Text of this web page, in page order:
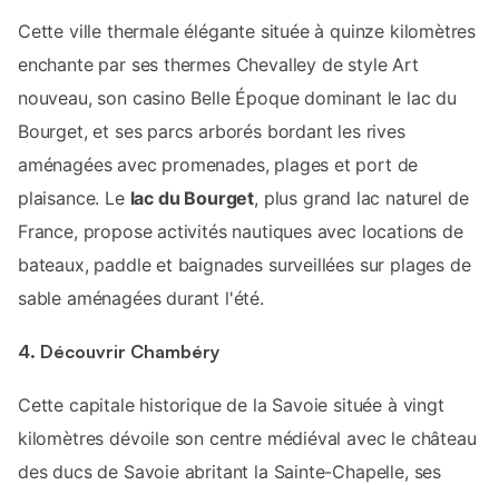
Cette ville thermale élégante située à quinze kilomètres
enchante par ses thermes Chevalley de style Art
nouveau, son casino Belle Époque dominant le lac du
Bourget, et ses parcs arborés bordant les rives
aménagées avec promenades, plages et port de
plaisance. Le lac du Bourget, plus grand lac naturel de
France, propose activités nautiques avec locations de
bateaux, paddle et baignades surveillées sur plages de
sable aménagées durant l'été.
4. Découvrir Chambéry
Cette capitale historique de la Savoie située à vingt
kilomètres dévoile son centre médiéval avec le château
des ducs de Savoie abritant la Sainte-Chapelle, ses